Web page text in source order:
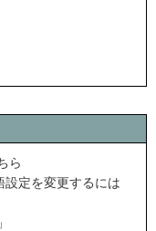
ら
定を変更するには